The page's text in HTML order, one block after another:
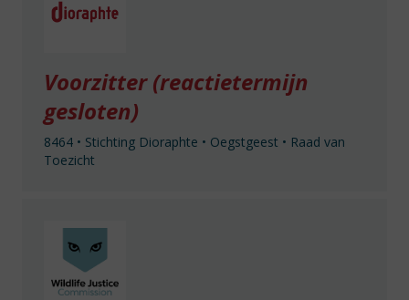
Voorzitter (reactietermijn
gesloten)
8464 • Stichting Dioraphte • Oegstgeest • Raad van
Toezicht